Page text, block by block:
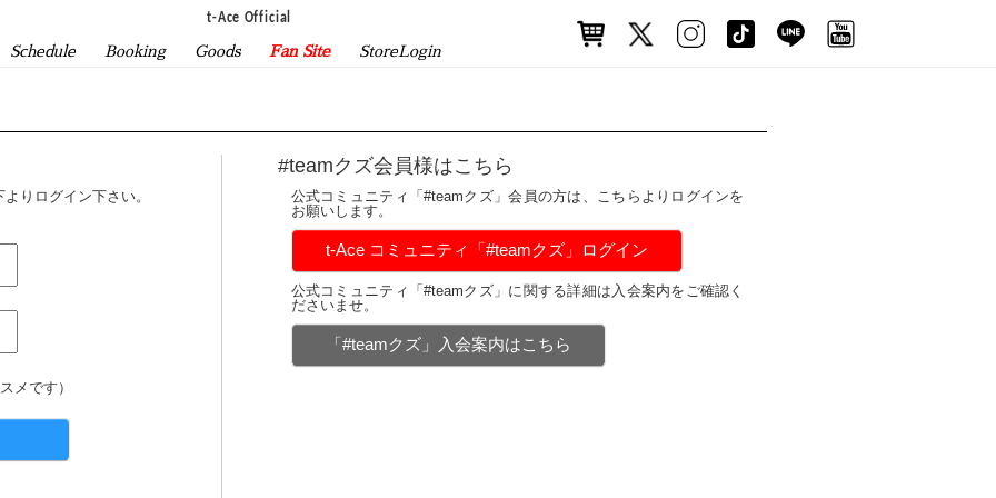
t-Ace Official
Schedule Booking Goods Fan Site StoreLogin
りログイン下さい。
メです）
#teamクズ会員様はこちら
公式コミュニティ「#teamクズ」会員の方は、こちらよりログインを
お願いします。
t-Ace コミュニティ「#teamクズ」ログイン
公式コミュニティ「#teamクズ」に関する詳細は入会案内をご確認く
ださいませ。
「#teamクズ」入会案内はこちら